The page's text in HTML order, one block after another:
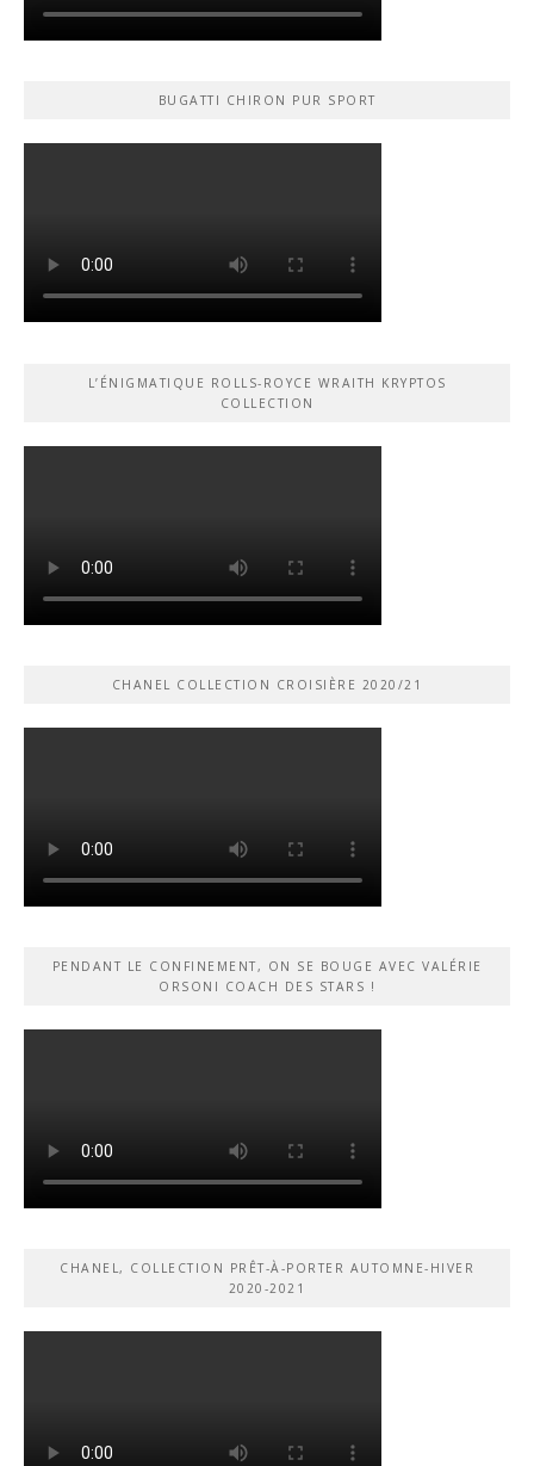
BUGATTI CHIRON PUR SPORT
L’ÉNIGMATIQUE ROLLS-ROYCE WRAITH KRYPTOS
COLLECTION
CHANEL COLLECTION CROISIÈRE 2020/21
PENDANT LE CONFINEMENT, ON SE BOUGE AVEC VALÉRIE
ORSONI COACH DES STARS !
CHANEL, COLLECTION PRÊT-À-PORTER AUTOMNE-HIVER
2020-2021